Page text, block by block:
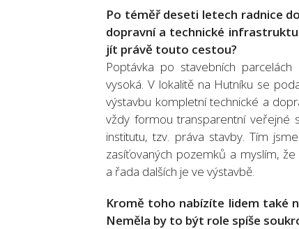
Po téměř deseti letech radnice
dopravní a technické
jít právě touto cestou?
Poptávka po stavebních
vysoká. V lokalitě na Hutníku se
výstavbu kompletní technické a
vždy formou transparentní veřejné
institutu, tzv. práva stavby. Tím
zasíťovaných pozemků a myslím,
a řada dalších je ve výstavbě.
Kromě toho nabízíte lidem také
Neměla by to být role spíše